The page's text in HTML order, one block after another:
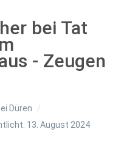
bei Tat
- Zeugen
Düren
13. August 2024